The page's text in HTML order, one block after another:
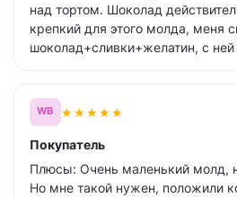
над тортом. Шоколад
крепкий для этого молда, меня
шоколад+сливки+желатин, с ней
WB ★★★★★
Покупатель
Плюсы: Очень маленький молд,
Но мне такой нужен, положили